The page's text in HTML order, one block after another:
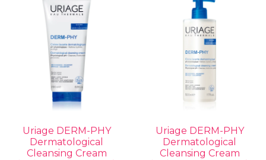
Uriage DERM-PHY
Dermatological
Cleansing Cream
Uriage DERM-PHY
Dermatological
Cleansing Cream